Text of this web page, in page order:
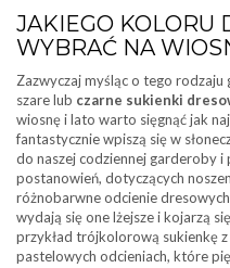
JAKIEGO KOLORU
WYBRAĆ NA
Zazwyczaj myśląc o tego
szare lub czarne sukienki
wiosnę i lato warto sięgnąć jak
fantastycznie wpiszą się w
do naszej codziennej garderoby
postanowień, dotyczących
różnobarwne odcienie
wydają się one lżejsze i kojarzą
przykład trójkolorową sukienkę
pastelowych odcieniach, które